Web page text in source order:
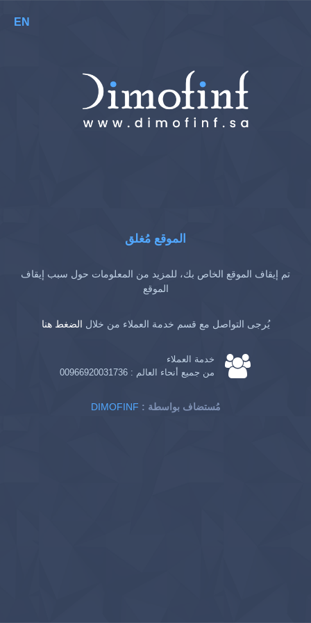
EN
الموقع مُغلق
تم إيقاف الموقع الخاص بك، للمزيد من المعلومات حول سبب إيقاف
الموقع
يُرجى التواصل مع قسم خدمة العملاء من خلال الضغط هنا
خدمة العملاء
من جميع أنحاء العالم : 00966920031736
DIMOFINF : مُستضاف بواسطة